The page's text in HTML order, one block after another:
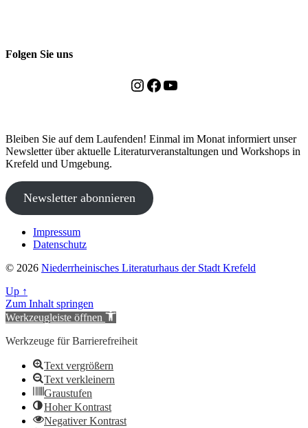
Folgen Sie uns
Instagram
Facebook
YouTube
Bleiben Sie auf dem Laufenden! Einmal im Monat informiert unser
Newsletter über aktuelle Literaturveranstaltungen und Workshops in
Krefeld und Umgebung.
Newsletter abonnieren
Impressum
Datenschutz
© 2026 Niederrheinisches Literaturhaus der Stadt Krefeld
Up ↑
Zum Inhalt springen
Werkzeugleiste öffnen
Werkzeuge für Barrierefreiheit
Text vergrößern
Text verkleinern
Graustufen
Hoher Kontrast
Negativer Kontrast